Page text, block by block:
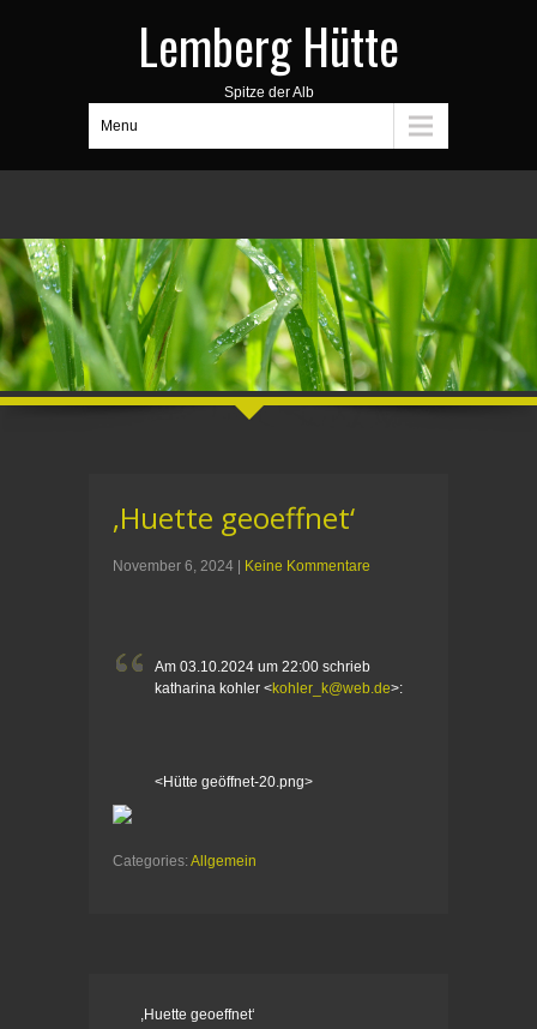
Lemberg Hütte
Spitze der Alb
Menu
‚Huette geoeffnet‘
November 6, 2024 Keine Kommentare
Am 03.10.2024 um 22:00 schrieb
katharina kohler <kohler_k@web.de>:
<Hütte geöffnet-20.png>
Categories: Allgemein
,Huette geoeffnet‘